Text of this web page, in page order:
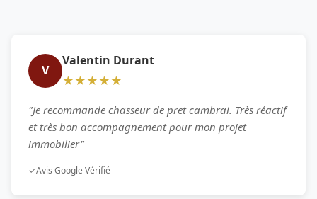
V
Valentin Durant
★★★★★
"Je recommande chasseur de pret cambrai. Très réactif
et très bon accompagnement pour mon projet
immobilier"
✓Avis Google Vérifié